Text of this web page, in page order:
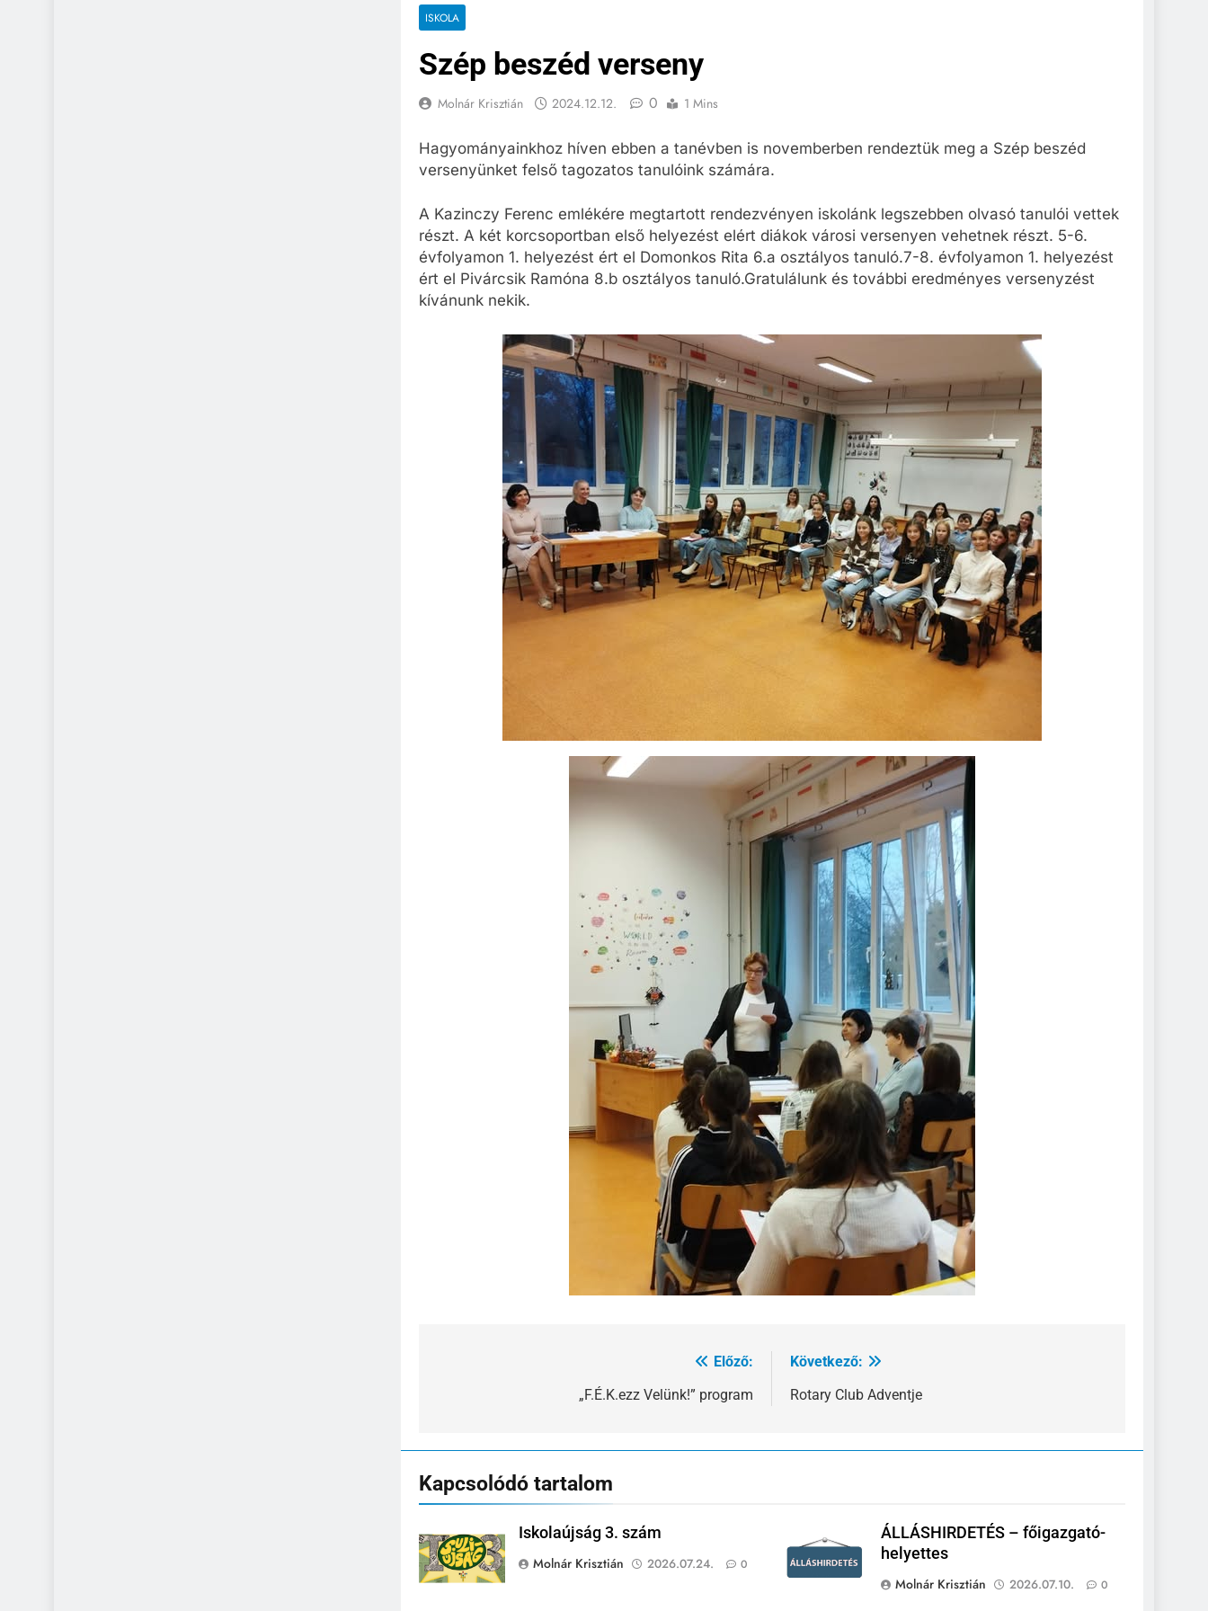
ISKOLA
Szép beszéd verseny
Molnár Krisztián 2024.12.12. 0 1 Mins
Hagyományainkhoz híven ebben a tanévben is novemberben rendeztük meg a Szép beszéd
versenyünket felső tagozatos tanulóink számára.
A Kazinczy Ferenc emlékére megtartott rendezvényen iskolánk legszebben olvasó tanulói vettek
részt. A két korcsoportban első helyezést elért diákok városi versenyen vehetnek részt. 5-6.
évfolyamon 1. helyezést ért el Domonkos Rita 6.a osztályos tanuló.7-8. évfolyamon 1. helyezést
ért el Pivárcsik Ramóna 8.b osztályos tanuló.Gratulálunk és további eredményes versenyzést
kívánunk nekik.
Előző:
„F.É.K.ezz Velünk!” program
Következő:
Rotary Club Adventje
Kapcsolódó tartalom
Iskolaújság 3. szám
Molnár Krisztián
2026.07.24. 0
ÁLLÁSHIRDETÉS – főigazgató-
helyettes
Molnár Krisztián
2026.07.10. 0